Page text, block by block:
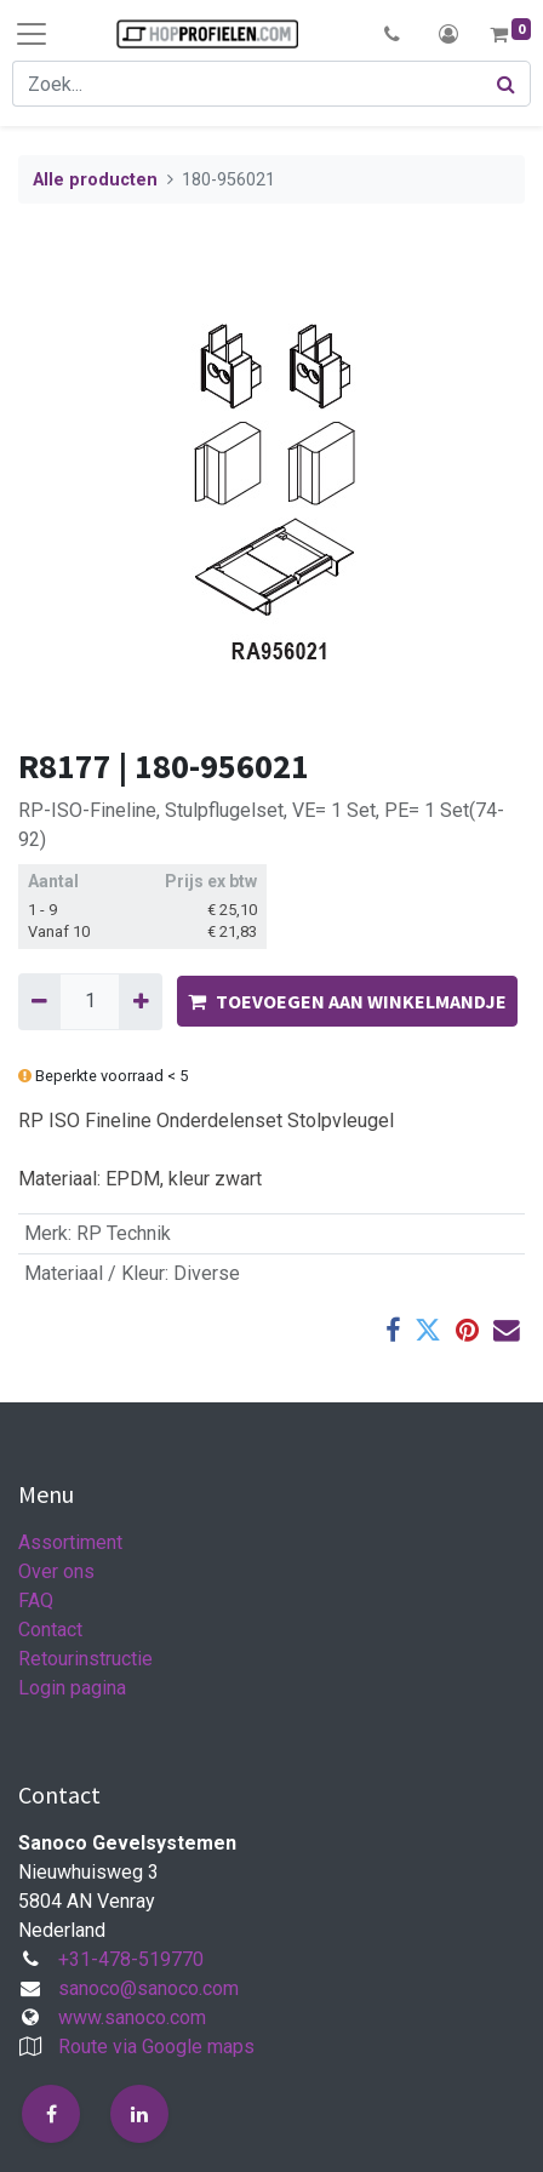
0
Alle producten 180-956021
R8177 | 180-956021
RP-ISO-Fineline, Stulpflugelset, VE= 1 Set, PE= 1 Set(74-
92)
Aantal Prijs ex btw
1 - 9 € 25,10
Vanaf 10
€ 21,83
TOEVOEGEN AAN WINKELMANDJE
Beperkte voorraad < 5
RP ISO Fineline Onderdelenset Stolpvleugel
Materiaal: EPDM, kleur zwart
Merk: RP Technik
Materiaal / Kleur: Diverse
Menu
Assortiment
Over ons
FAQ
Contact
Retourinstructie
Login pagina
Contact
Sanoco Gevelsystemen
Nieuwhuisweg 3
5804 AN Venray
Nederland
+31-478-519770
sanoco@sanoco.com
www.sanoco.com
Route via Google maps